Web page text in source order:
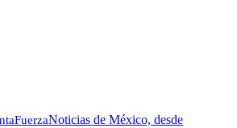
FuerzaNoticias de México, desde